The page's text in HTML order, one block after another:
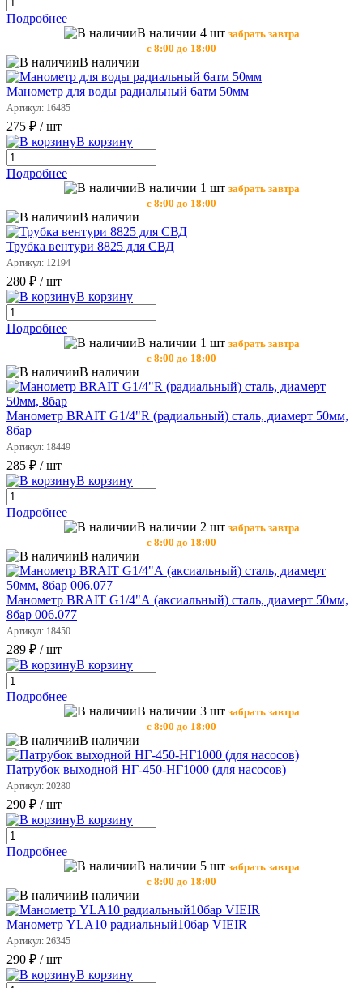
Подробнее
В наличии 4 шт забрать завтра
с 8:00 до 18:00
В наличии
Манометр для воды радиальный 6атм 50мм
Артикул: 16485
275 ₽ / шт
В корзину
Подробнее
В наличии 1 шт забрать завтра
с 8:00 до 18:00
В наличии
Трубка вентури 8825 для СВД
Артикул: 12194
280 ₽ / шт
В корзину
Подробнее
В наличии 1 шт забрать завтра
с 8:00 до 18:00
В наличии
Манометр BRAIT G1/4"R (радиальный) сталь, диамерт 50мм,
8бар
Артикул: 18449
285 ₽ / шт
В корзину
Подробнее
В наличии 2 шт забрать завтра
с 8:00 до 18:00
В наличии
Манометр BRAIT G1/4"А (аксиальный) сталь, диамерт 50мм,
8бар 006.077
Артикул: 18450
289 ₽ / шт
В корзину
Подробнее
В наличии 3 шт забрать завтра
с 8:00 до 18:00
В наличии
Патрубок выходной НГ-450-НГ1000 (для насосов)
Артикул: 20280
290 ₽ / шт
В корзину
Подробнее
В наличии 5 шт забрать завтра
с 8:00 до 18:00
В наличии
Манометр YLA10 радиальный10бар VIEIR
Артикул: 26345
290 ₽ / шт
В корзину